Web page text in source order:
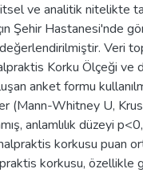
ve analitik nitelikte
Şehir Hastanesi'nde
Veri
Korku Ölçeği ve
anket formu
(Mann-Whitney U,
anlamlılık düzeyi
malpraktis korkusu
korkusu, özellikle